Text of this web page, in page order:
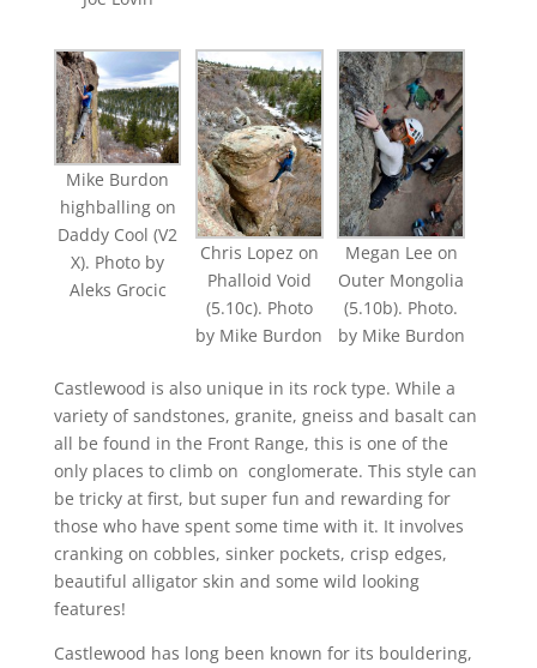
Mike Burdon
highballing on
Daddy Cool (V2
X). Photo by
Aleks Grocic
Chris Lopez on
Phalloid Void
(5.10c). Photo
by Mike Burdon
Megan Lee on
Outer Mongolia
(5.10b). Photo.
by Mike Burdon
Castlewood is also unique in its rock type. While a
variety of sandstones, granite, gneiss and basalt can
all be found in the Front Range, this is one of the
only places to climb on conglomerate. This style can
be tricky at first, but super fun and rewarding for
those who have spent some time with it. It involves
cranking on cobbles, sinker pockets, crisp edges,
beautiful alligator skin and some wild looking
features!
Castlewood has long been known for its bouldering,